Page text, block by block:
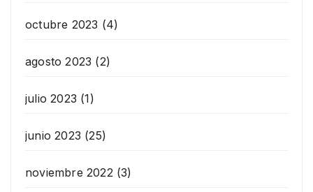
octubre 2023 (4)
agosto 2023 (2)
julio 2023 (1)
junio 2023 (25)
noviembre 2022 (3)